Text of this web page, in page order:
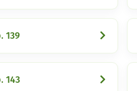
139
143